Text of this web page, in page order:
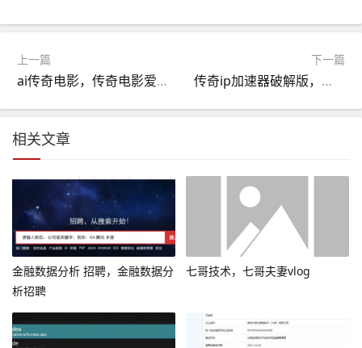
上一篇
ai传奇电影，传奇电影爱奇艺
下一篇
传奇ip加速器破解版，传奇ip加速器破解版原创露脸肛交内射老婆屁眼 - 8MAV
相关文章
金融数据分析 招聘，金融数据分
析招聘
七哥技术，七哥夫妻vlog